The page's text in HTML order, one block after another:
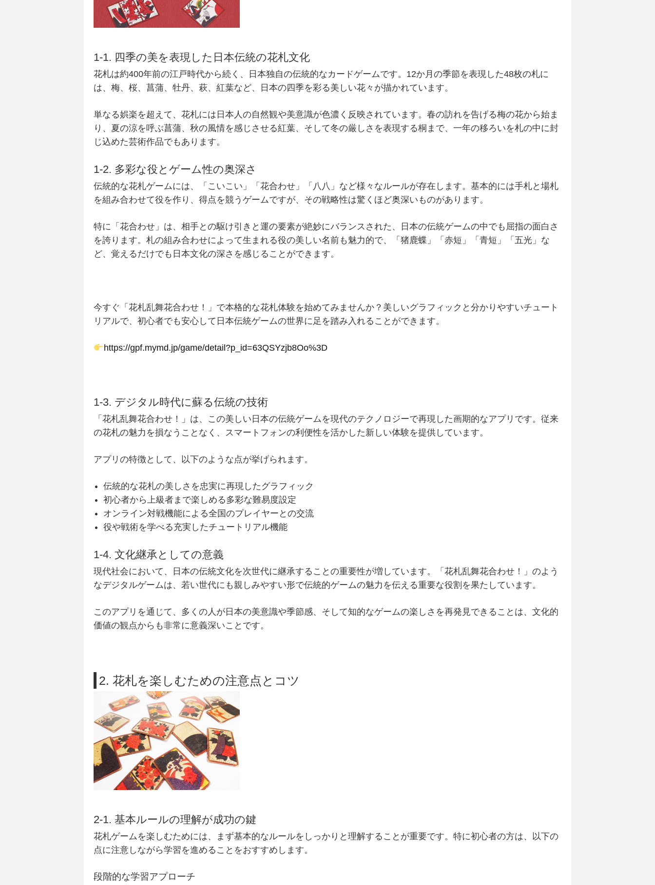
1-1. 四季の美を表現した日本伝統の花札文化
花札は約400年前の江戸時代から続く、日本独自の伝統的なカードゲームです。12か月の季節を表現した48枚の札に
は、梅、桜、菖蒲、牡丹、萩、紅葉など、
日本の四季を彩る美しい花々が描かれています。
単なる娯楽を超えて、花札には日本人の自然観や美意識が色濃く反映されています。春の訪れを告げる梅の花から始ま
り、夏の涼を呼ぶ菖蒲、秋の風情を感じさせる紅葉、そして冬の厳しさを表現する桐まで、一年の移ろいを札の中に封
じ込めた芸術作品でもあります。
1-2. 多彩な役とゲーム性の奥深さ
伝統的な花札ゲームには、「こいこい」「花合わせ」「八八」など様々なルールが存在します。基本的には手札と場札
を組み合わせて役を作り、得点を競う ゲームですが、その戦略性は驚くほど奥深いものがあります。
特に「花合わせ」は、相手との駆け引きと運の要素が絶妙にバランスされた、 日本の伝統ゲームの中でも屈指の面白さ
を誇ります。札の組み合わせによって生まれる役の美しい名前も魅力的で、「猪鹿蝶」「赤短」「青短」「五光」な
ど、覚えるだけでも日本文化の深さを感じることができます。
今すぐ「花札乱舞花合わせ！」で本格的な花札体験を始めてみませんか？美しいグラフィックと分かりやすいチュート
リアルで、初心者でも安心して日本伝統ゲームの世界に足を踏み入れることができます。
https://gpf.mymd.jp/game/detail?p_id=63QSYzjb8Oo%3D
1-3. デジタル時代に蘇る伝統の技術
「花札乱舞花合わせ！」は、この美しい 日本の伝統ゲームを現代のテクノロジーで再現した画期的なアプリです。従来
の花札の魅力を損なうことなく、スマートフォンの利便性を活かした新しい体験を提供しています。
アプリの特徴として、以下のような点が挙げられます。
伝統的な花札の美しさを忠実に再現したグラフィック
初心者から上級者まで楽しめる多彩な難易度設定
オンライン対戦機能による全国のプレイヤーとの交流
役や戦術を学べる充実したチュートリアル機能
1-4. 文化継承としての意義
現代社会において、 日本の伝統文化を次世代に継承することの重要性が増しています。「花札乱舞花合わせ！」のよう
なデジタルゲームは、若い世代にも親しみやすい形で伝統的ゲームの魅力を伝える重要な役割を果たしています。
このアプリを通じて、多くの人が 日本の美意識や季節感、そして知的なゲームの楽しさを再発見できることは、文化的
価値の観点からも非常に意義深いことです。
2. 花札を楽しむための注意点とコツ
2-1. 基本ルールの理解が成功の鍵
花札ゲームを楽しむためには、まず基本的なルールをしっかりと理解することが重要です。特に初心者の方は、以下の
点に注意しながら学習を進めることをおすすめします。
段階的な学習アプローチ